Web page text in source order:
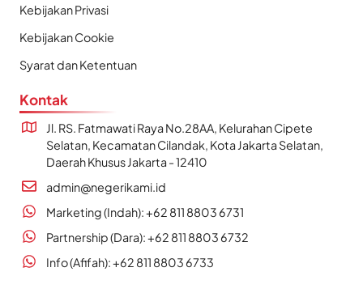
Kebijakan Privasi
Kebijakan Cookie
Syarat dan Ketentuan
Kontak
Jl. RS. Fatmawati Raya No.28AA, Kelurahan Cipete
Selatan, Kecamatan Cilandak, Kota Jakarta Selatan,
Daerah Khusus Jakarta - 12410
admin@negerikami.id
Marketing (Indah): +62 811 8803 6731
Partnership (Dara): +62 811 8803 6732
Info (Afifah): +62 811 8803 6733